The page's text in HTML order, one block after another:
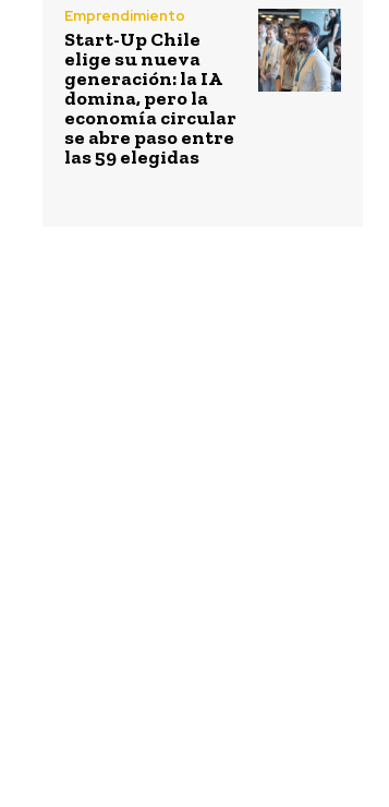
Emprendimiento
Start-Up Chile
elige su nueva
generación: la IA
domina, pero la
economía circular
se abre paso entre
las 59 elegidas